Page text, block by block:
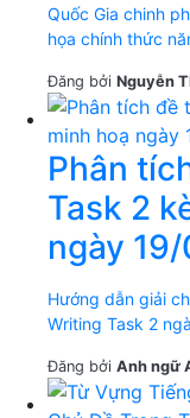
Quốc Gia chinh
họa chính thức
Đăng bởi Nguyễn
Phân
Task 2
ngày
Hướng dẫn giải
Writing Task 2
Đăng bởi Anh ngữ